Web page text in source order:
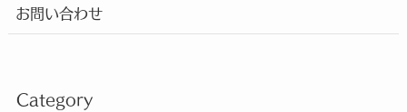
お問い合わせ
Category